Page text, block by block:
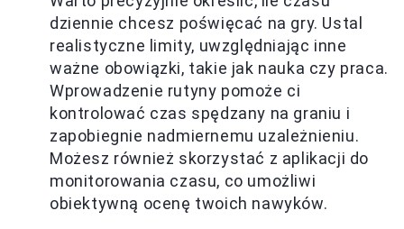
dziennie chcesz poświęcać na gry. Ustal
realistyczne limity, uwzględniając inne
ważne obowiązki, takie jak nauka czy praca.
Wprowadzenie rutyny pomoże ci
kontrolować czas spędzany na graniu i
zapobiegnie nadmiernemu uzależnieniu.
Możesz również skorzystać z aplikacji do
monitorowania czasu, co umożliwi
obiektywną ocenę twoich nawyków.